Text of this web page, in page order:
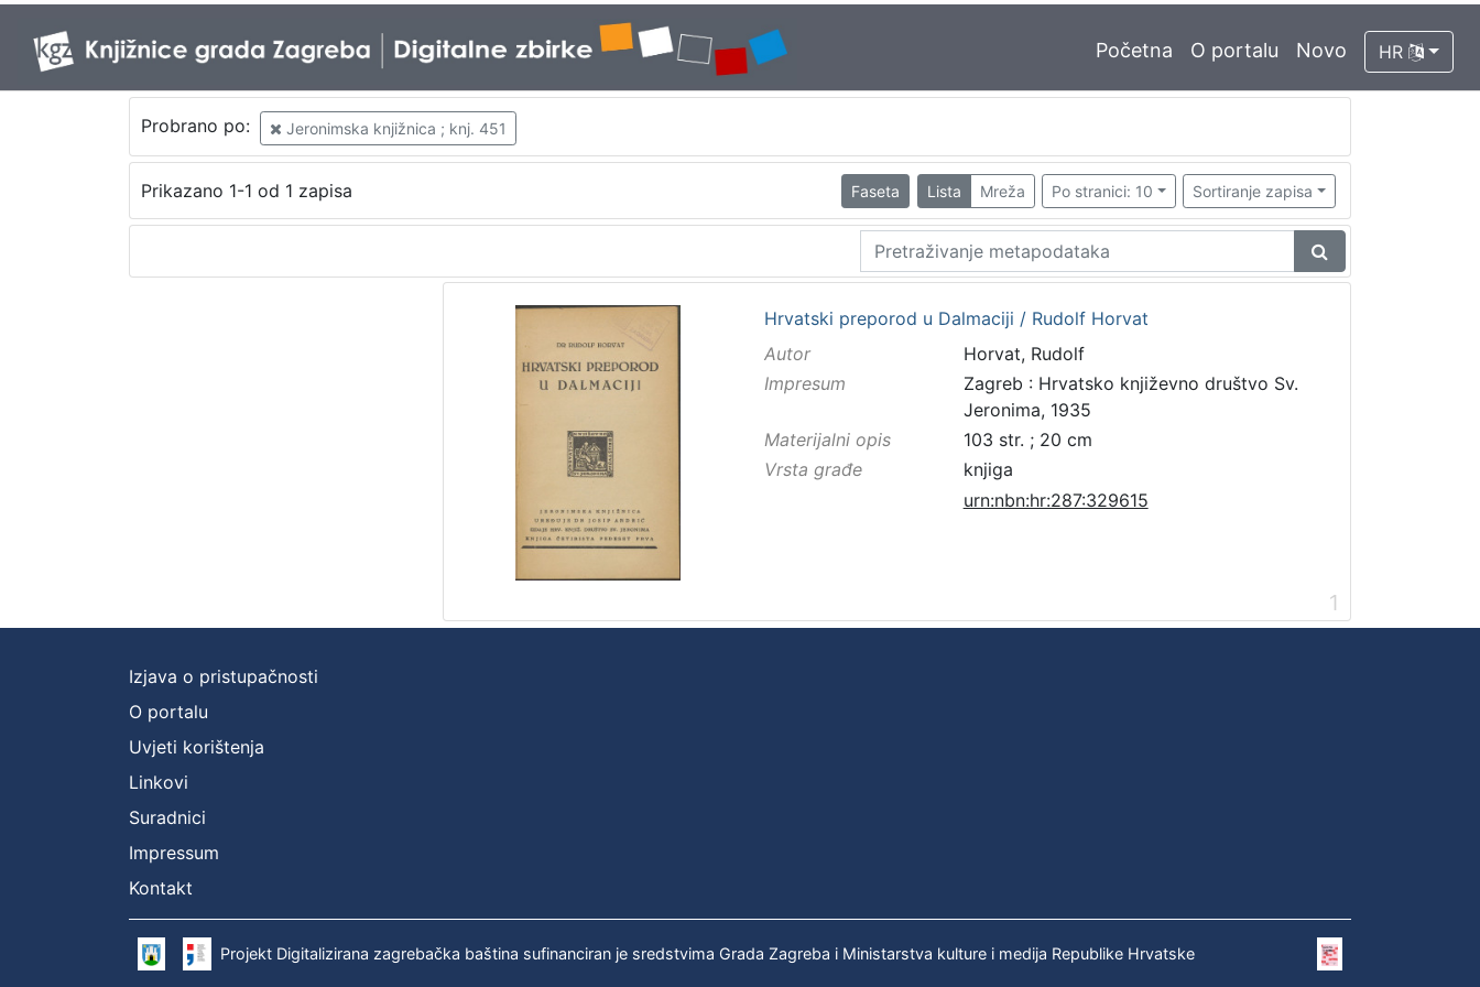
Početna O portalu Novo HR
Probrano po: Jeronimska knjižnica ; knj. 451
Prikazano 1-1 od 1 zapisa Faseta Lista Mreža Po stranici: 10 Sortiranje zapisa
Hrvatski preporod u Dalmaciji / Rudolf Horvat
Autor
Horvat, Rudolf
Impresum
Zagreb : Hrvatsko književno društvo Sv.
Jeronima, 1935
Materijalni opis
103 str. ; 20 cm
Vrsta građe
knjiga
urn:nbn:hr:287:329615
1
Izjava o pristupačnosti
O portalu
Uvjeti korištenja
Linkovi
Suradnici
Impressum
Kontakt
Projekt Digitalizirana zagrebačka baština sufinanciran je sredstvima Grada Zagreba i Ministarstva kulture i medija Republike Hrvatske